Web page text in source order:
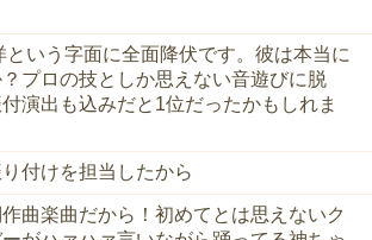
という字面に全面降伏です。彼は本当に
プロの技としか思えない音遊びに脱
演出も込みだと1位だったかもしれま
付けを担当したから
曲楽曲だから！初めてとは思えないク